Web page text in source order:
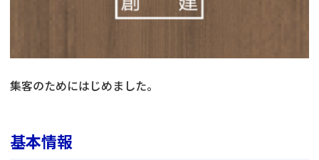
集客のためにはじめました。
基本情報